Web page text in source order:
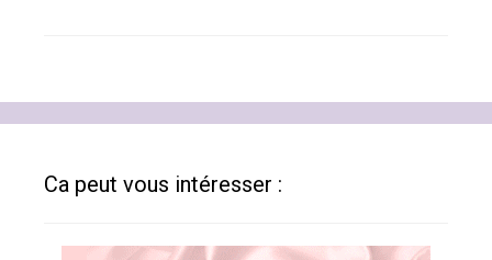
Ca peut vous intéresser :